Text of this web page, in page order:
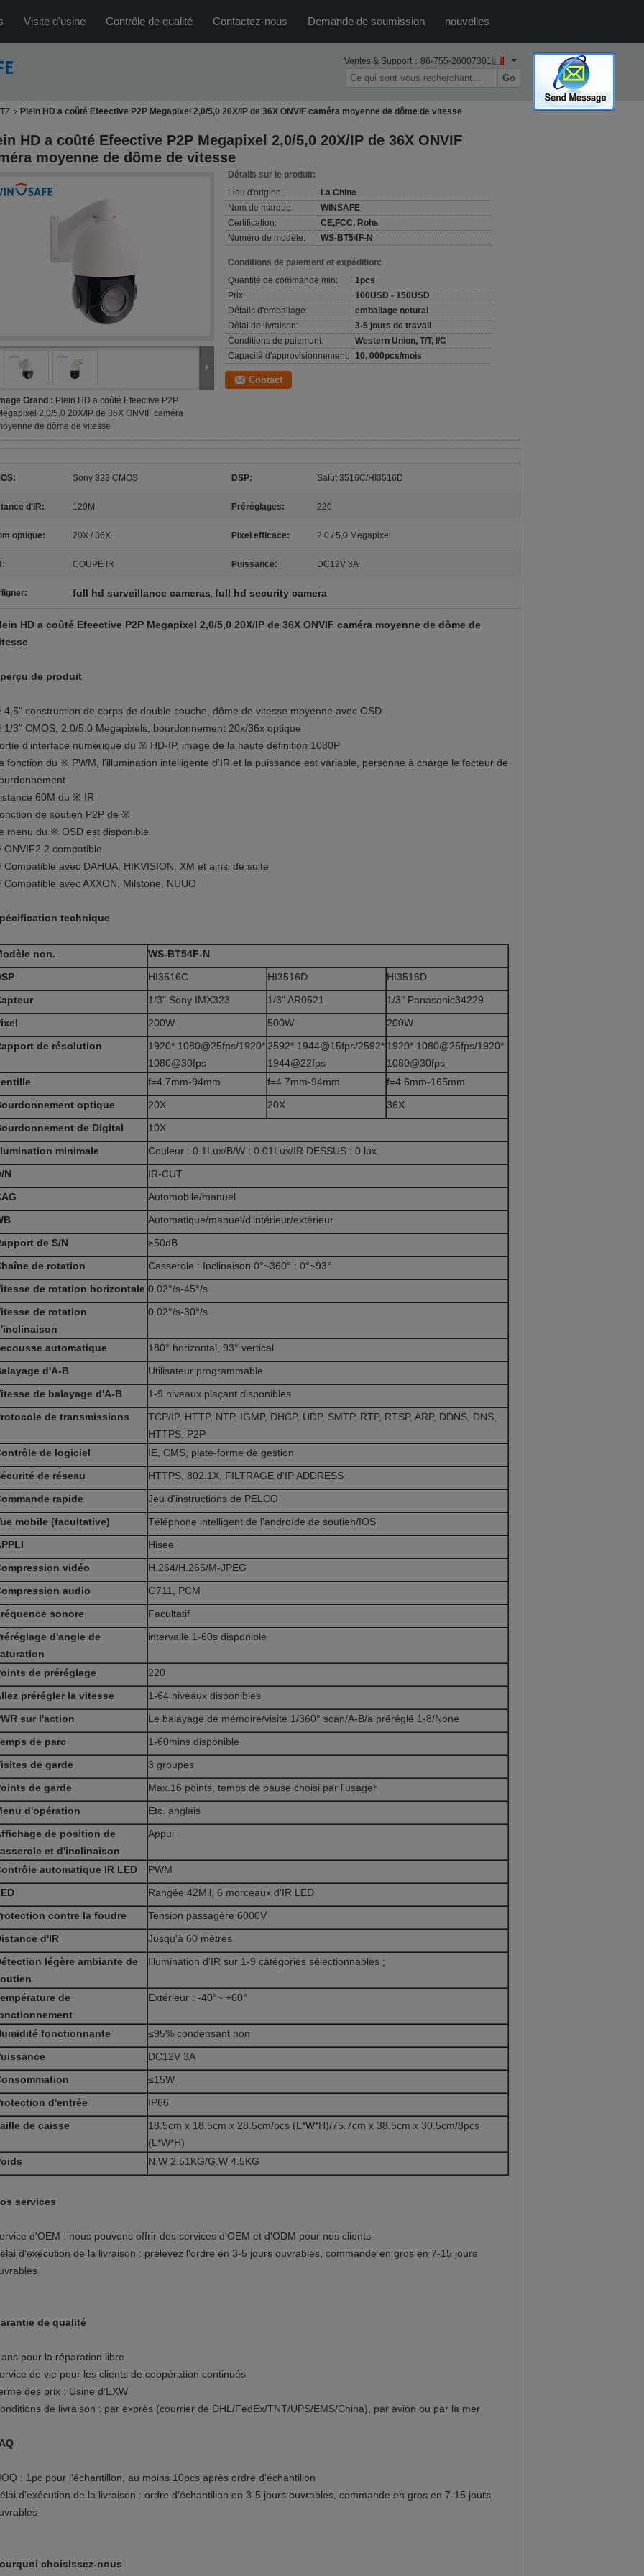
Visite d'usine Contrôle de qualité Contactez-nous Demande de soumission nouvelles
Ventes & Support： 86-755-26007301
Go
Plein HD a coûté Efeective P2P Megapixel 2,0/5,0 20X/IP de 36X ONVIF caméra moyenne de dôme de vitesse
HD a coûté Efeective P2P Megapixel 2,0/5,0 20X/IP de 36X ONVIF
moyenne de dôme de vitesse
Grand : Plein HD a coûté Efeective P2P
2,0/5,0 20X/IP de 36X ONVIF caméra
de dôme de vitesse
Détails sur le produit:
Lieu d'origine:
La Chine
Nom de marque:
WINSAFE
Certification:
CE,FCC, Rohs
Numéro de modèle:
WS-BT54F-N
Conditions de paiement et expédition:
Quantité de commande min:
1pcs
Prix:
100USD - 150USD
Détails d'emballage:
emballage netural
Délai de livraison:
3-5 jours de travail
Conditions de paiement:
Western Union, T/T, l/C
Capacité d'approvisionnement: 10, 000pcs/mois
Contact
Sony 323 CMOS DSP: Salut 3516C/HI3516D
d'IR: 120M Préréglages: 220
optique: 20X / 36X Pixel efficace: 2.0 / 5,0 Megapixel
COUPE IR Puissance: DC12V 3A
full hd surveillance cameras, full hd security camera
HD a coûté Efeective P2P Megapixel 2,0/5,0 20X/IP de 36X ONVIF caméra moyenne de dôme de
de produit
4,5" construction de corps de double couche, dôme de vitesse moyenne avec OSD
1/3" CMOS, 2.0/5.0 Megapixels, bourdonnement 20x/36x optique
d'interface numérique du ※ HD-IP, image de la haute définition 1080P
fonction du ※ PWM, l'illumination intelligente d'IR et la puissance est variable, personne à charge le facteur de
60M du ※ IR
de soutien P2P de ※
menu du ※ OSD est disponible
ONVIF2.2 compatible
Compatible avec DAHUA, HIKVISION, XM et ainsi de suite
Compatible avec AXXON, Milstone, NUUO
technique
non.
WS-BT54F-N
HI3516C HI3516D
HI3516D
1/3" Sony IMX323 1/3" AR0521
1/3" Panasonic34229
200W 500W
200W
de résolution
1920* 1080@25fps/1920*
1080@30fps
2592* 1944@15fps/2592*
1944@22fps
1920* 1080@25fps/1920*
1080@30fps
f=4.7mm-94mm f=4.7mm-94mm
f=4.6mm-165mm
optique
20X 20X
36X
de Digital
10X
minimale
Couleur : 0.1Lux/B/W : 0.01Lux/IR DESSUS : 0 lux
N
IR-CUT
Automobile/manuel
Automatique/manuel/d'intérieur/extérieur
de S/N
≥50dB
de rotation
Casserole : Inclinaison 0°~360° : 0°~93°
de rotation horizontale 0.02°/s-45°/s
de rotation
0.02°/s-30°/s
automatique
180° horizontal, 93° vertical
d'A-B
Utilisateur programmable
de balayage d'A-B
1-9 niveaux plaçant disponibles
de transmissions
TCP/IP, HTTP, NTP, IGMP, DHCP, UDP, SMTP, RTP, RTSP, ARP, DDNS, DNS,
HTTPS, P2P
de logiciel
IE, CMS, plate-forme de gestion
de réseau
HTTPS, 802.1X, FILTRAGE d'IP ADDRESS
rapide
Jeu d'instructions de PELCO
mobile (facultative)
Téléphone intelligent de l'androïde de soutien/IOS
Hisee
vidéo
H.264/H.265/M-JPEG
audio
G711, PCM
sonore
Facultatif
d'angle de
intervalle 1-60s disponible
de préréglage
220
prérégler la vitesse
1-64 niveaux disponibles
sur l'action
Le balayage de mémoire/visite 1/360° scan/A-B/a préréglé 1-8/None
de parc
1-60mins disponible
de garde
3 groupes
de garde
Max.16 points, temps de pause choisi par l'usager
d'opération
Etc. anglais
de position de
et d'inclinaison
Appui
automatique IR LED
PWM
Rangée 42Mil, 6 morceaux d'IR LED
contre la foudre
Tension passagère 6000V
d'IR
Jusqu'à 60 mètres
légère ambiante de
Illumination d'IR sur 1-9 catégories sélectionnables ;
de
Extérieur : -40°~ +60°
fonctionnante
≤95% condensant non
DC12V 3A
≤15W
d'entrée
IP66
de caisse
18.5cm x 18.5cm x 28.5cm/pcs (L*W*H)/75.7cm x 38.5cm x 30.5cm/8pcs
(L*W*H)
N.W 2.51KG/G.W 4.5KG
services
d'OEM : nous pouvons offrir des services d'OEM et d'ODM pour nos clients
d'exécution de la livraison : prélevez l'ordre en 3-5 jours ouvrables, commande en gros en 7-15 jours
de qualité
ans pour la réparation libre
de vie pour les clients de coopération continués
des prix : Usine d'EXW
de livraison : par exprès (courrier de DHL/FedEx/TNT/UPS/EMS/China), par avion ou par la mer
: 1pc pour l'échantillon, au moins 10pcs après ordre d'échantillon
d'exécution de la livraison : ordre d'échantillon en 3-5 jours ouvrables, commande en gros en 7-15 jours
choisissez-nous